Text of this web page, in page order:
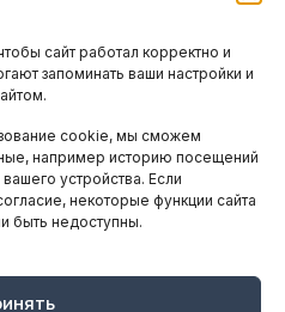
сайт работал корректно и
запоминать ваши настройки и
cookie, мы сможем
например историю посещений
устройства. Если
некоторые функции сайта
быть недоступны.